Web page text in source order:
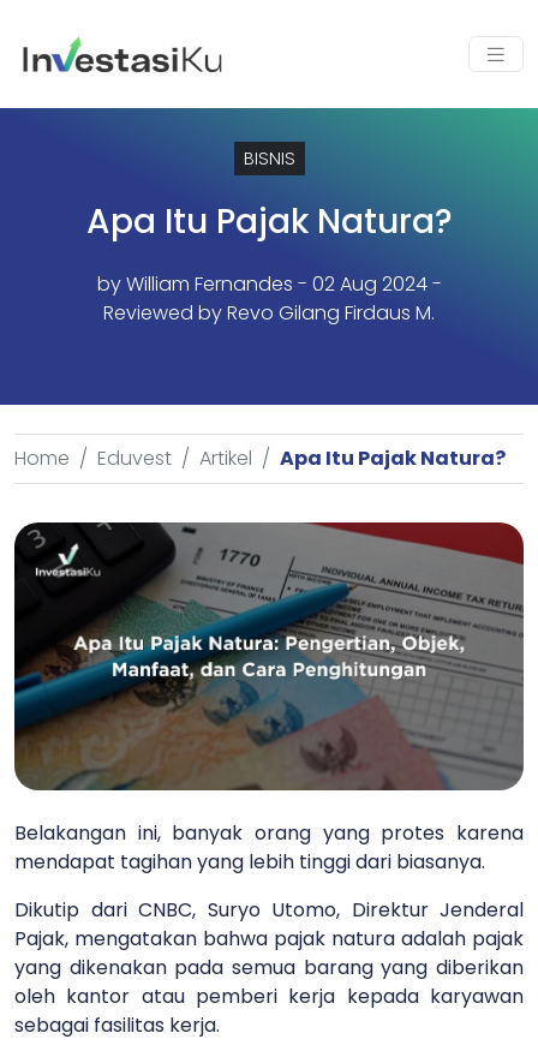
BISNIS
Apa Itu Pajak Natura?
byWilliam Fernandes - 02 Aug 2024 -
Reviewed by Revo Gilang Firdaus M.
Home Eduvest Artikel Apa Itu Pajak Natura?
Belakangan ini, banyak orang yang protes karena
mendapat tagihan yang lebih tinggi dari biasanya.
Dikutip dari CNBC, Suryo Utomo, Direktur Jenderal
Pajak, mengatakan bahwa pajak natura adalah pajak
yang dikenakan pada semua barang yang diberikan
oleh kantor atau pemberi kerja kepada karyawan
sebagai fasilitas kerja.